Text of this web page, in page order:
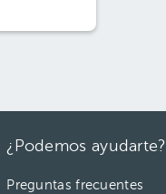
¿Podemos ayudarte?
Preguntas frecuentes